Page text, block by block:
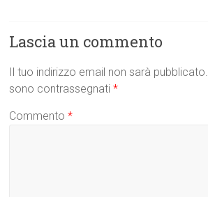
Lascia un commento
Il tuo indirizzo email non sarà pubblicato.
sono contrassegnati*
Commento*